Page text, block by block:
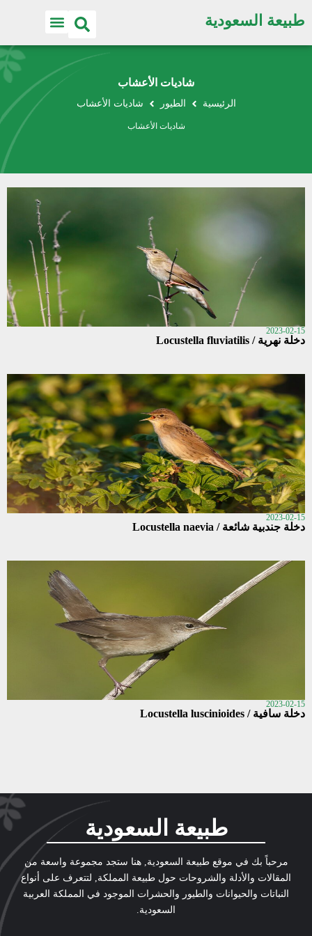
طبيعة السعودية
شاديات الأعشاب
الرئيسية الطيور شاديات الأعشاب
شاديات الأعشاب
2023-02-15
دخلة نهرية / Locustella fluviatilis
2023-02-15
دخلة جندبية شائعة / Locustella naevia
2023-02-15
دخلة سافية / Locustella luscinioides
طبيعة السعودية
مرحباً بك في موقع طبيعة السعودية, هنا ستجد مجموعة واسعة من
المقالات والأدلة والشروحات حول طبيعة المملكة, لتتعرف على أنواع
النباتات والحيوانات والطيور والحشرات الموجود في المملكة العربية
السعودية.